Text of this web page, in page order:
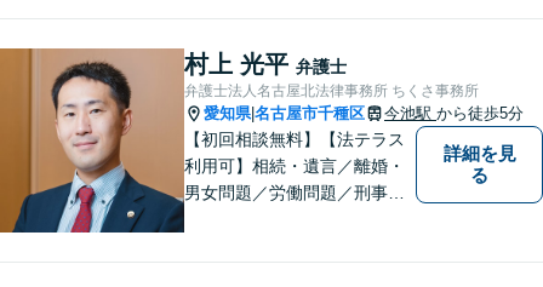
村上 光平 弁護士
弁護士法人名古屋北法律事務所 ちくさ事務所
愛知県|名古屋市千種区 今池駅 から徒歩5分
【初回相談無料】【法テラス
利用可】相続・遺言／離婚・
男女問題／労働問題／刑事事
詳細を見
る